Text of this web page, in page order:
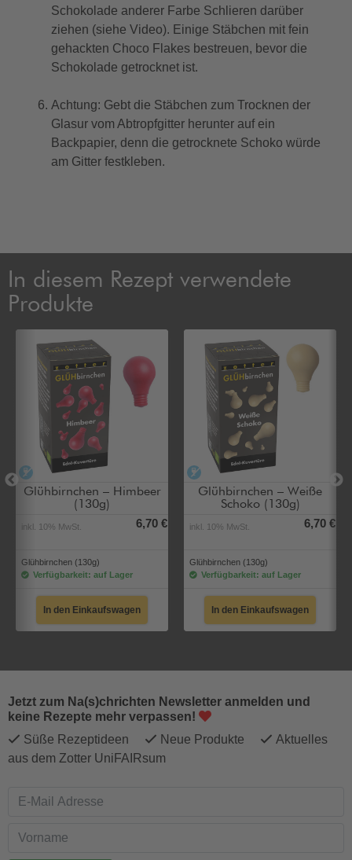
Schokolade anderer Farbe Schlieren darüber
ziehen (siehe Video). Einige Stäbchen mit fein
gehackten Choco Flakes bestreuen, bevor die
Schokolade getrocknet ist.
Achtung: Gebt die Stäbchen zum Trocknen der
Glasur vom Abtropfgitter herunter auf ein
Backpapier, denn die getrocknete Schoko würde
am Gitter festkleben.
In diesem Rezept verwendete
Produkte
alkoholfrei
Glühbirnchen – Himbeer
(130g)
inkl. 10% MwSt. 6,70 €
Glühbirnchen (130g)
Verfügbarkeit: auf Lager
In den Einkaufswagen
alkoholfrei
Glühbirnchen – Weiße
Schoko (130g)
inkl. 10% MwSt. 6,70 €
Glühbirnchen (130g)
Verfügbarkeit: auf Lager
In den Einkaufswagen
Jetzt zum Na(s)chrichten Newsletter anmelden und
keine Rezepte mehr verpassen!
Süße Rezeptideen
Neue Produkte
Aktuelles
aus dem Zotter UniFAIRsum